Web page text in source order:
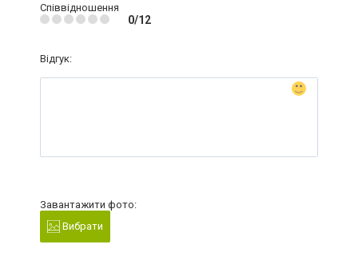
Співвідношення
0/12
Відгук:
Завантажити фото:
Вибрати